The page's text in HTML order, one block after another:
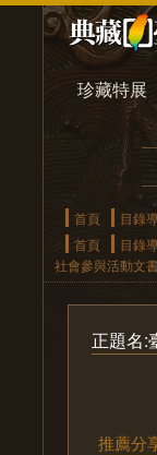
珍藏特展
首頁 目錄
首頁
目錄
社會參與活動文
正題名:
推薦分